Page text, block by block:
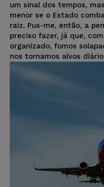
um sinal dos tempos,
menor se o Estado
raiz. Pus-me, então, a
preciso fazer, já que,
organizado, fomos
nos tornamos alvos